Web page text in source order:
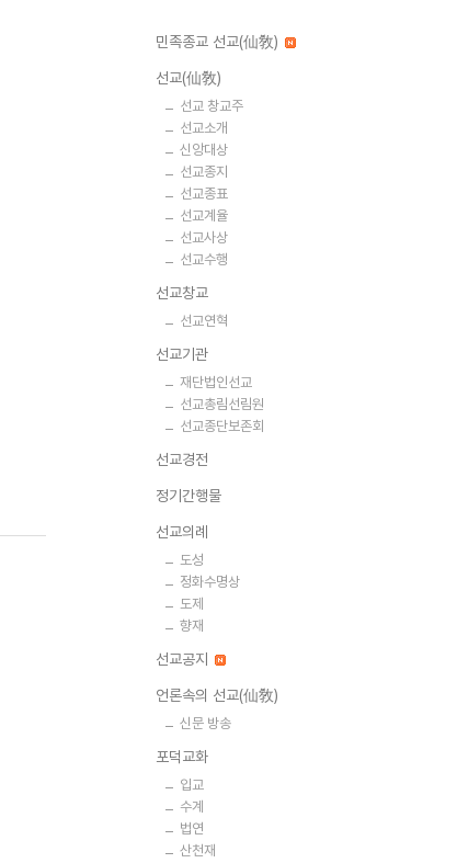
민족종교 선교(仙敎)
선교(仙敎)
선교 창교주
선교소개
신앙대상
선교종지
선교종표
선교계율
선교사상
선교수행
선교창교
선교연혁
선교기관
재단법인선교
선교총림선림원
선교종단보존회
선교경전
정기간행물
선교의례
도성
정화수명상
도제
향재
선교공지
언론속의 선교(仙敎)
신문 방송
포덕교화
입교
수계
법연
산천재